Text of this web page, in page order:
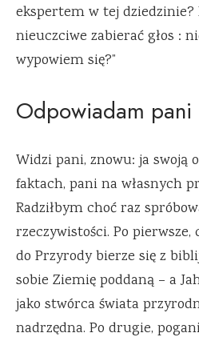
ekspertem w tej dziedzinie?
nieuczciwe zabierać głos :
wypowiem się?”
Odpowiadam pani
Widzi pani, znowu: ja swoją
faktach, pani na własnych
Radziłbym choć raz
rzeczywistości. Po
do Przyrody bierze się z
sobie Ziemię poddaną – a
jako stwórca świata
nadrzędna. Po drugie,